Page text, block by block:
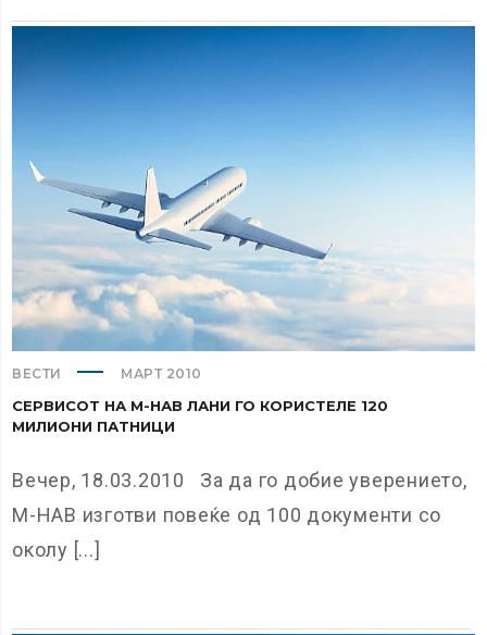
ВЕСТИ МАРТ 2010
СЕРВИСОТ НА М-НАВ ЛАНИ ГО КОРИСТЕЛЕ 120
МИЛИОНИ ПАТНИЦИ
Вечер, 18.03.2010 За да го добие уверението,
М-НАВ изготви повеќе од 100 документи со
околу [...]